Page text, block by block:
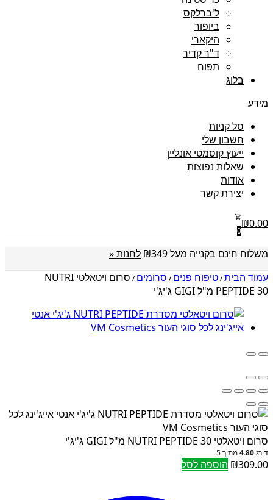
ל'ברלקס
ביופור
היקארי
ד"ר קדיר
תפוח
בלוג
מידע
סל קניות
חשבון שלי
ייעוץ קוסמטי אונליין
שאלות נפוצות
אודות
יצירת קשר
₪0.00
0
משלוח חינם בקנייה מעל ₪349
לחנות «
עמוד הבית/טיפוח פנים/ סרומים/
סרום ויטאלטי NUTRI
PEPTIDE 30 מ"ל GIGI ג'יג'י
סרום ויטאלטי NUTRI PEPTIDE 30 מ"ל GIGI ג'יג'י
דורג4.80מתוך 5
₪309.00 הוספה לסל